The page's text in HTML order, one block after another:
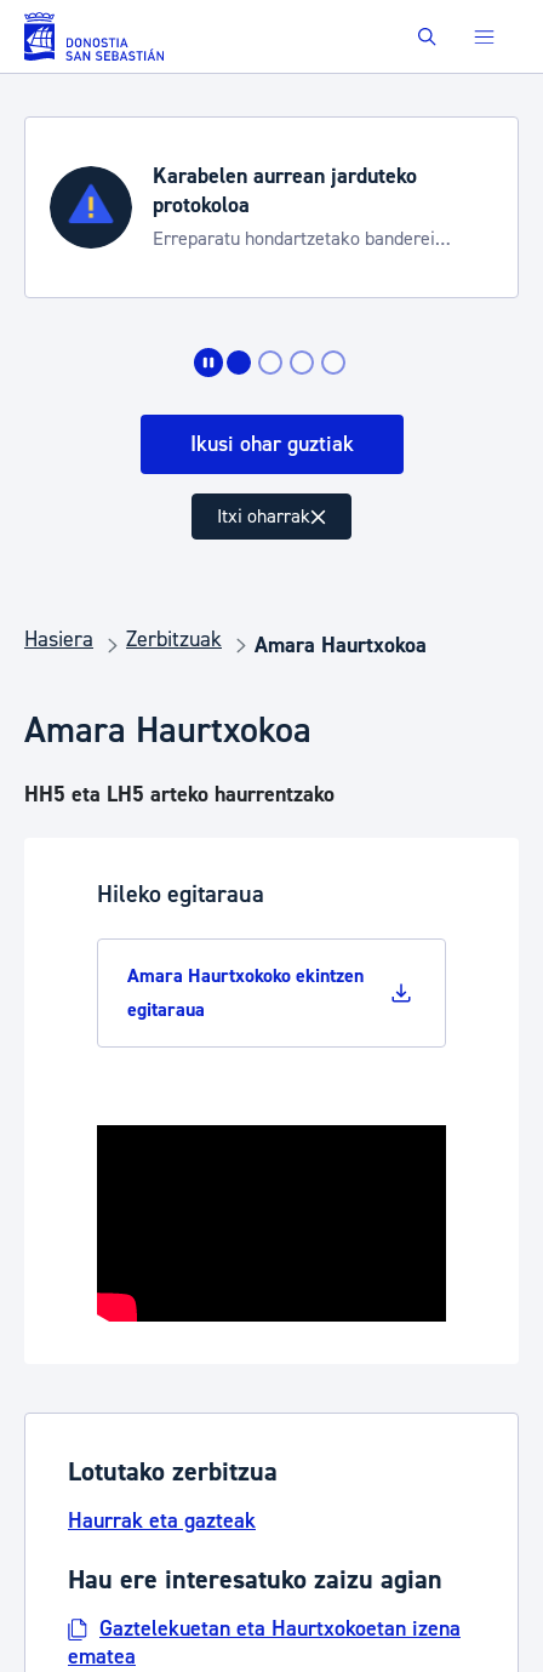
Eduki nagusira joan Buscar
Karabelen aurrean jarduteko
protokoloa
Erreparatu hondartzetako banderei
Ikusi ohar guztiak
Itxi oharrak
Hasiera Zerbitzuak Amara Haurtxokoa
Amara Haurtxokoa
HH5 eta LH5 arteko haurrentzako
Hileko egitaraua
Amara Haurtxokoko ekintzen
egitaraua
Lotutako zerbitzua
Haurrak eta gazteak
Hau ere interesatuko zaizu agian
Gaztelekuetan eta Haurtxokoetan izena
ematea